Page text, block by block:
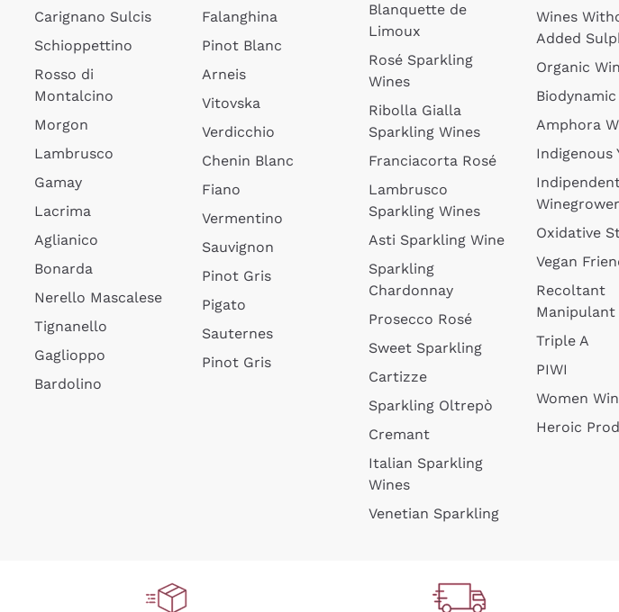
Carignano Sulcis
Schioppettino
Rosso di
Montalcino
Morgon
Lambrusco
Gamay
Lacrima
Aglianico
Bonarda
Nerello Mascalese
Tignanello
Gaglioppo
Bardolino
Falanghina
Pinot Blanc
Arneis
Vitovska
Verdicchio
Chenin Blanc
Fiano
Vermentino
Sauvignon
Pinot Gris
Pigato
Sauternes
Pinot Gris
Blanquette de
Limoux
Rosé Sparkling
Wines
Ribolla Gialla
Sparkling Wines
Franciacorta Rosé
Lambrusco
Sparkling Wines
Asti Sparkling Wine
Sparkling
Chardonnay
Prosecco Rosé
Sweet Sparkling
Cartizze
Sparkling Oltrepò
Cremant
Italian Sparkling
Wines
Venetian Sparkling
Wines
Added
Organic
Amphora
Indigenous
Oxidative
Vegan
Recoltant
Manipulant
Triple A
PIWI
Women
Heroic